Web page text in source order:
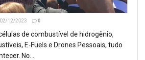
02/12/2023 0
de combustível de hidrogênio,
E-Fuels e Drones Pessoais, tudo
No...